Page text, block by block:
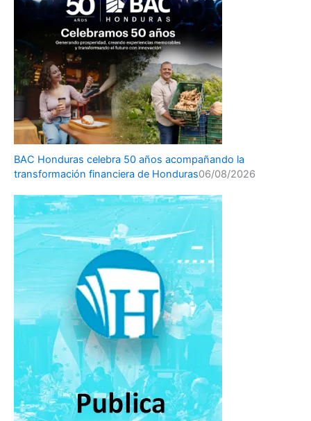
BAC Honduras celebra 50 años acompañando la
transformación financiera de Honduras06/08/2026